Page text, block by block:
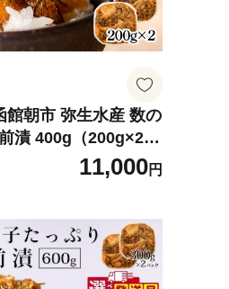
館朝市 弥生水産 数の
漬 400g（200g×2パ
発送月 オリジナル 秘
サイズ大 ふんだん 数
するだけ ご飯のお供
肴 おかず 冷凍 北海道
料_HD032-061-09
11,000円